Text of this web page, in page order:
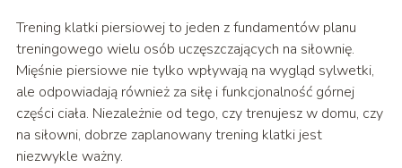
Trening klatki piersiowej to jeden z fundamentów planu
treningowego wielu osób uczęszczających na siłownię.
Mięśnie piersiowe nie tylko wpływają na wygląd sylwetki,
ale odpowiadają również za siłę i funkcjonalność górnej
części ciała. Niezależnie od tego, czy trenujesz w domu, czy
na siłowni, dobrze zaplanowany trening klatki jest
niezwykle ważny.